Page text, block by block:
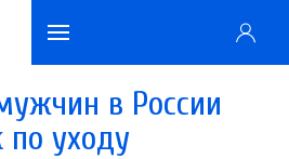
в России
по уходу